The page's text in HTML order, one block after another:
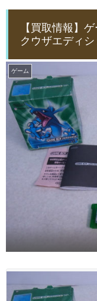
【買取情報】
クウザエディシ
ゲーム